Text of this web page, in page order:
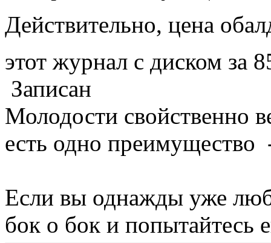
Действительно, цена
этот журнал с диском за
Записан
Молодости свойственно
есть одно
Если вы однажды уже
бок о бок и попытайтесь